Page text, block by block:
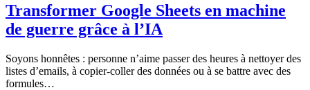
Transformer Google Sheets en machine
de guerre grâce à l’IA
Soyons honnêtes : personne n’aime passer des heures à nettoyer des
listes d’emails, à copier-coller des données ou à se battre avec des
formules…